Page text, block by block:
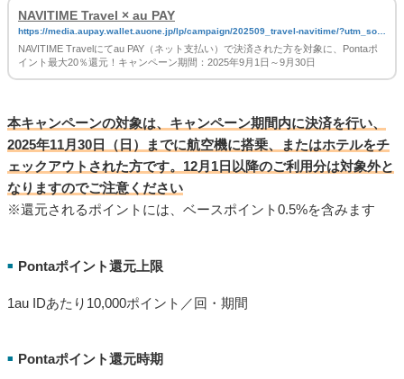
NAVITIME Travel × au PAY
https://media.aupay.wallet.auone.jp/lp/campaign/202509_travel-navitime/?utm_sour
ce=aupay&utm_medium=web&utm_campaign=magazine_20250901_20250930
NAVITIME Travelにてau PAY（ネット支払い）で決済された方を対象に、Pontaポ
イント最大20％還元！キャンペーン期間：2025年9月1日～9月30日
本キャンペーンの対象は、キャンペーン期間内に決済を行い、
2025年11月30日（日）までに航空機に搭乗、またはホテルをチ
ェックアウトされた方です。12月1日以降のご利用分は対象外と
なりますのでご注意ください
※還元されるポイントには、ベースポイント0.5%を含みます
■ Pontaポイント還元上限
1au IDあたり10,000ポイント／回・期間
■ Pontaポイント還元時期